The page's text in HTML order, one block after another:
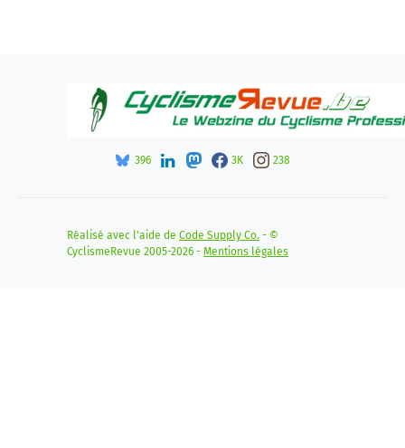
396 3K 238
Réalisé avec l'aide de Code Supply Co. - ©
CyclismeRevue 2005-2026 - Mentions légales